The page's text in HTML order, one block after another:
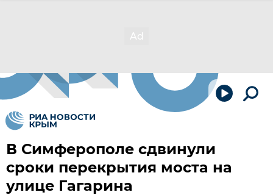
В Симферополе сдвинули
сроки перекрытия моста на
улице Гагарина